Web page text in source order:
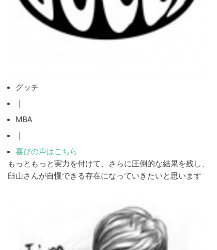
グッチ
｜
MBA
｜
喜びの声はこちら
もっともっと実力を付けて、さらに圧倒的な結果を残し、
臼山さんが自慢できる存在になっていきたいと思います